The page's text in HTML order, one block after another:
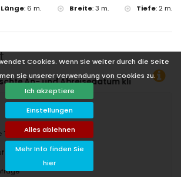
Cookies. Wenn Sie weiter durch die Seite
Sie unserer Verwendung von Cookies zu.
Ich akzeptiere
Einstellungen
Alles ablehnen
Mehr Info finden Sie
hier
Länge: 6 m. Breite:3 m. Tiefe: 2 m.
klicken!
Termine
Anfrage